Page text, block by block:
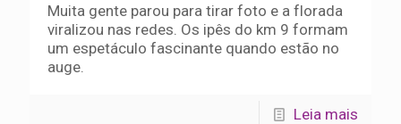
Muita gente parou para tirar foto e a florada
viralizou nas redes. Os ipês do km 9 formam
um espetáculo fascinante quando estão no
auge.
Leia mais